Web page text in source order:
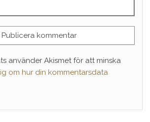
använder Akismet för att minska
om hur din kommentarsdata